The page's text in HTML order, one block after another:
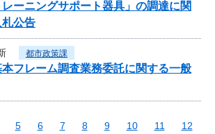
レーニングサポート器具」の調達に関
公告
都市政策課
フレーム調査業務委託に関する一般
5 6 7 8 9 10 11
12